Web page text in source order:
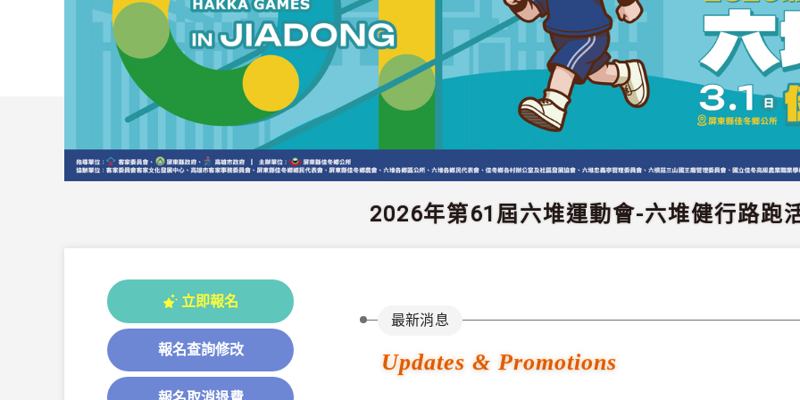
2026年第61屆六堆運動會-六堆健行路跑
立即報名
報名查詢修改
最新消息
Updates & Promotions